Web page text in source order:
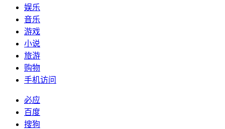
娱乐
音乐
游戏
小说
旅游
购物
手机访问
必应
百度
搜狗